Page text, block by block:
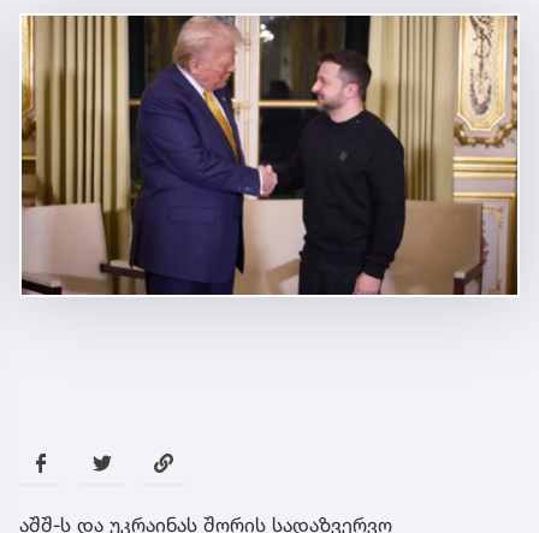
აშშ-ს და უკრაინას შორის სადაზვერვო